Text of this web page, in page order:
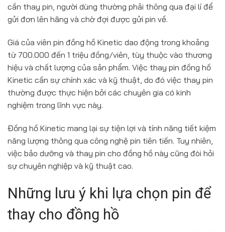
cần thay pin, người dùng thường phải thông qua đại lí để
gửi đơn lên hãng và chờ đợi được gửi pin về.
Giá của viên pin đồng hồ Kinetic dao động trong khoảng
từ 700.000 đến 1 triệu đồng/viên, tùy thuộc vào thương
hiệu và chất lượng của sản phẩm. Việc thay pin đồng hồ
Kinetic cần sự chính xác và kỹ thuật, do đó việc thay pin
thường được thực hiện bởi các chuyên gia có kinh
nghiệm trong lĩnh vực này.
Đồng hồ Kinetic mang lại sự tiện lợi và tính năng tiết kiệm
năng lượng thông qua công nghệ pin tiên tiến. Tuy nhiên,
việc bảo dưỡng và thay pin cho đồng hồ này cũng đòi hỏi
sự chuyên nghiệp và kỹ thuật cao.
Những lưu ý khi lựa chọn pin để
thay cho đồng hồ